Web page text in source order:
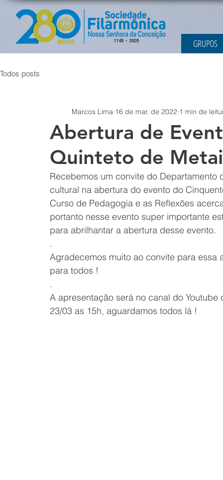
GRUPOS
Todos posts
Abertura de
Quinteto de
Marcos Lima 16 de mar. de 2022 1 min de
Recebemos um convite do
cultural na abertura do evento do
Curso de Pedagogia e as Reflexões
portanto nesse evento super importante
para abrilhantar a abertura desse evento.
.
Agradecemos muito ao convite para
para todos !
.
A apresentação será no canal do
23/03 as 15h, aguardamos todos lá !